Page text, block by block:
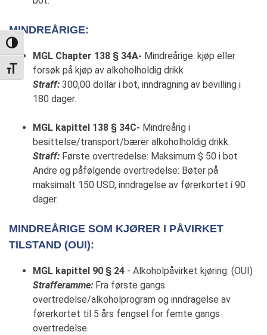
TOGGLE HIGH CONTRAST
TOGGLE FONT SIZE
MINDREÅRIGE:
MGL Chapter 138 § 34A- Mindreårige: kjøp eller
forsøk på kjøp av alkoholholdig drikk
Straff: 300,00 dollar i bot, inndragning av bevilling i
180 dager.
MGL kapittel 138 § 34C- Mindreårig i
besittelse/transport/bærer alkoholholdig drikk.
Straff: Første overtredelse: Maksimum $ 50 i bot
Andre og påfølgende overtredelse: Bøter på
maksimalt 150 USD, inndragelse av førerkortet i 90
dager.
MINDREÅRIGE SOM KJØRER I PÅVIRKET
TILSTAND (OUI):
MGL kapittel 90 § 24 - Alkoholpåvirket kjøring. (OUI)
Strafferamme: Fra første gangs
overtredelse/alkoholprogram og inndragelse av
førerkortet til 5 års fengsel for femte gangs
overtredelse.